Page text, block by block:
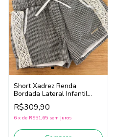
Short Xadrez Renda
Bordada Lateral Infantil
Teen Menina Pituchinhus
30710 (Preto/Branco)
R$309,90
6 x de R$51,65 sem juros